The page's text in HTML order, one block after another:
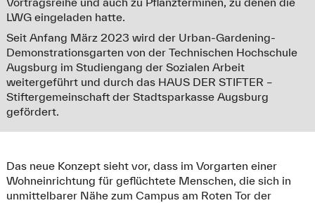
LWG eingeladen hatte.
Seit Anfang März 2023 wird der Urban-Gardening-
Demonstrationsgarten von der Technischen Hochschule
Augsburg im Studiengang der Sozialen Arbeit
weitergeführt und durch das HAUS DER STIFTER –
Stiftergemeinschaft der Stadtsparkasse Augsburg
gefördert.
Das neue Konzept sieht vor, dass im Vorgarten einer
Wohneinrichtung für geflüchtete Menschen, die sich in
unmittelbarer Nähe zum Campus am Roten Tor der